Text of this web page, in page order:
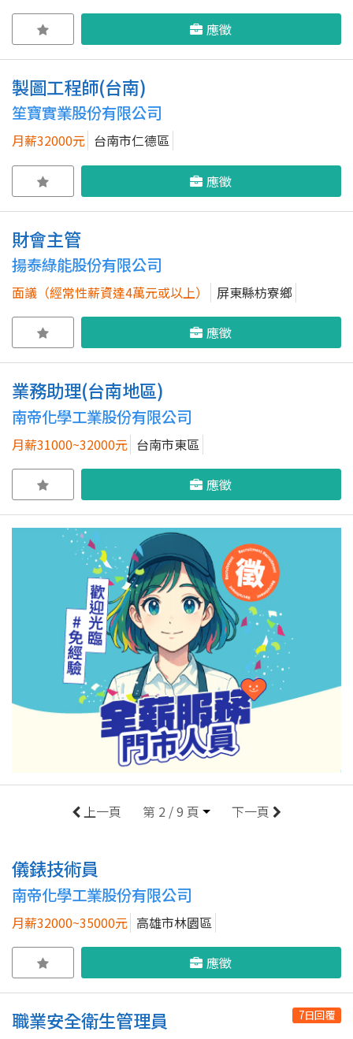
應徵
製圖工程師(台南)
笙寶實業股份有限公司
月薪32000元 台南市仁德區
應徵
財會主管
揚泰綠能股份有限公司
面議（經常性薪資達4萬元或以上） 屏東縣枋寮鄉
應徵
業務助理(台南地區)
南帝化學工業股份有限公司
月薪31000~32000元 台南市東區
應徵
上一頁 第 2 / 9 頁 下一頁
儀錶技術員
南帝化學工業股份有限公司
月薪32000~35000元 高雄市林園區
應徵
職業安全衛生管理員 7日回覆